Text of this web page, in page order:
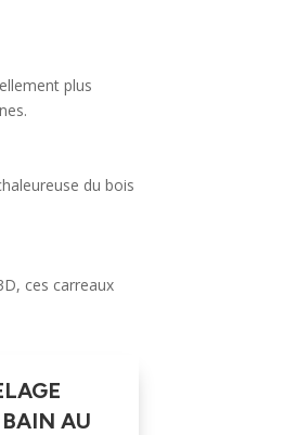
plus
du bois
ces carreaux
AU